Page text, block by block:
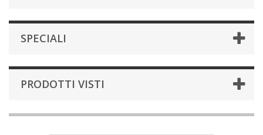
SPECIALI
PRODOTTI VISTI